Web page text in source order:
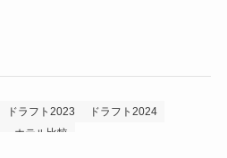
ドラフト2023
ドラフト2024
ホテル比較